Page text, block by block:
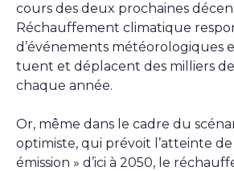
cours des deux prochaines
Réchauffement climatique
d’événements météorologiques
tuent et déplacent des milliers
chaque année.
Or, même dans le cadre du
optimiste, qui prévoit l’atteinte de
émission » d’ici à 2050, le